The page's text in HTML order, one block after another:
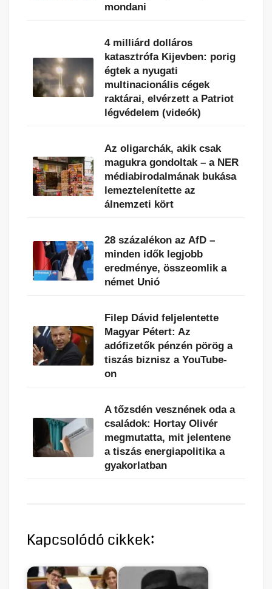
mondani
4 milliárd dolláros
katasztrófa Kijevben: porig
égtek a nyugati
multinacionális cégek
raktárai, elvérzett a Patriot
légvédelem (videók)
Az oligarchák, akik csak
magukra gondoltak – a NER
médiabirodalmának bukása
lemeztelenítette az
álnemzeti kört
28 százalékon az AfD –
minden idők legjobb
eredménye, összeomlik a
német Unió
Filep Dávid feljelentette
Magyar Pétert: Az
adófizetők pénzén pörög a
tiszás biznisz a YouTube-
on
A tőzsdén vesznének oda a
családok: Hortay Olivér
megmutatta, mit jelentene
a tiszás energiapolitika a
gyakorlatban
Kapcsolódó cikkek: